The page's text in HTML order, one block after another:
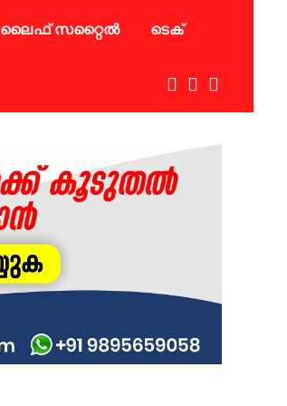
ലൈഫ് സറ്റൈൽ
ടെക്